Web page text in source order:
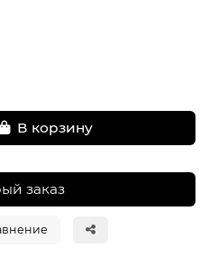
В корзину
заказ